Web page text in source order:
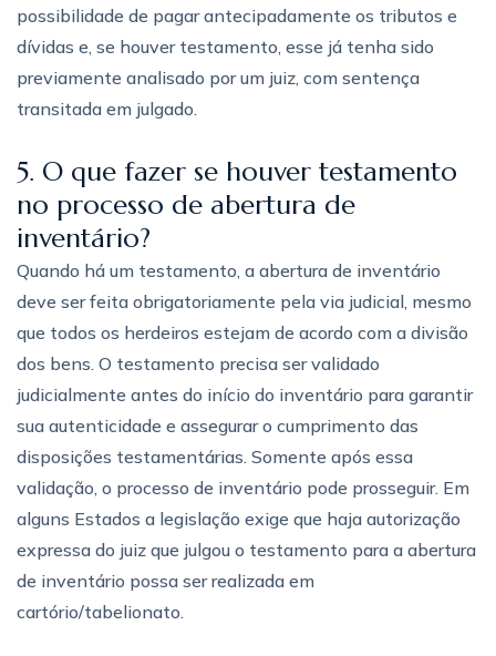
possibilidade de pagar antecipadamente os tributos e
dívidas e, se houver testamento, esse já tenha sido
previamente analisado por um juiz, com sentença
transitada em julgado.
5. O que fazer se houver testamento
no processo de abertura de
inventário?
Quando há um testamento, a abertura de inventário
deve ser feita obrigatoriamente pela via judicial, mesmo
que todos os herdeiros estejam de acordo com a divisão
dos bens. O testamento precisa ser validado
judicialmente antes do início do inventário para garantir
sua autenticidade e assegurar o cumprimento das
disposições testamentárias. Somente após essa
validação, o processo de inventário pode prosseguir. Em
alguns Estados a legislação exige que haja autorização
expressa do juiz que julgou o testamento para a abertura
de inventário possa ser realizada em
cartório/tabelionato.